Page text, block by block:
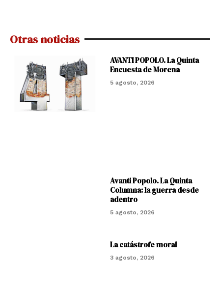
Otras noticias
AVANTI POPOLO. La Quinta
Encuesta de Morena
5 agosto, 2026
Avanti Popolo. La Quinta
Columna: la guerra desde
adentro
5 agosto, 2026
La catástrofe moral
3 agosto, 2026